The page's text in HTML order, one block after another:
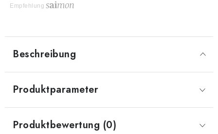
Empfehlung
Beschreibung
Produktparameter
Produktbewertung (0)